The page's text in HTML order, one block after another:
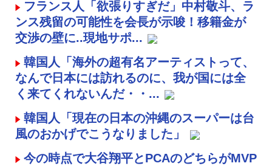
フランス人「欲張りすぎだ」中村敬斗、ラ
ンス残留の可能性を会長が示唆！移籍金が
交渉の壁に..現地サポ...
韓国人「海外の超有名アーティストって、
なんで日本には訪れるのに、我が国には全
く来てくれないんだ・・...
韓国人「現在の日本の沖縄のスーパーは台
風のおかげでこうなりました」
今の時点で大谷翔平とPCAのどちらがMVP